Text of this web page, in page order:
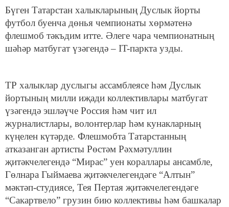
Бүген Татарстан халыкларының Дуслык йорты
футбол буенча дөнья чемпионаты хөрмәтенә
флешмоб тәкъдим итте. Әлеге чара чемпионатның
шәһәр матбугат үзәгендә – IT-паркта узды.
ТР халыклар дуслыгы ассамблеясе һәм Дуслык
йортының милли иҗади коллективлары матбугат
үзәгендә эшләүче Россия һәм чит ил
журналистлары, волонтерлар һәм кунакларның
күңелен күтәрде. Флешмобта Татарстанның
атказанган артисты Рөстәм Рәхмәтуллин
җитәкчелегендә “Мирас” уен кораллары ансамбле,
Гөлнара Гыймаева җитәкчелегендәге “Алтын”
мәктәп-студиясе, Тея Пертая җитәкчелегендәге
“Сакартвело” грузин бию коллективы һәм башкалар